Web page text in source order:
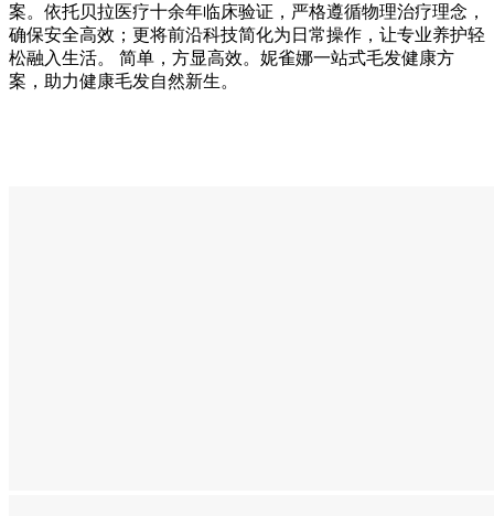
案。依托贝拉医疗十余年临床验证，严格遵循物理治疗理念，
确保安全高效；更将前沿科技简化为日常操作，让专业养护轻
松融入生活。 简单，方显高效。妮雀娜一站式毛发健康方
案，助力健康毛发自然新生。